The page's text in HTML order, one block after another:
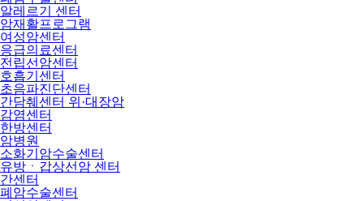
알레르기 센터
암재활프로그램
여성암센터
응급의료센터
전립선암센터
호흡기센터
초음파진단센터
간담췌센터 위·대장암
감염센터
한방센터
암병원
소화기암수술센터
유방ㆍ갑상선암 센터
간센터
폐암수술센터